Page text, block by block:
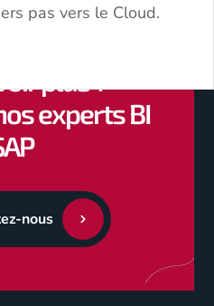
pas vers le Cloud.
? Envie
plus ?
experts BI
nous